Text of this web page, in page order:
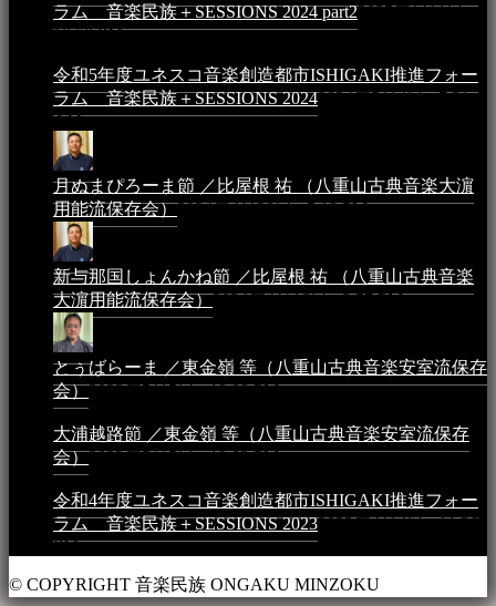
ラム 音楽民族＋SESSIONS 2024 part22025年1月1日 -
10:50 PM
令和5年度ユネスコ音楽創造都市ISHIGAKI推進フォー
ラム 音楽民族＋SESSIONS 20242024年5月4日 - 7:21
AM
月ぬまぴろーま節 ／比屋根 祐 （八重山古典音楽大濵
用能流保存会）2024年4月20日 - 5:19 PM
新与那国しょんかね節 ／比屋根 祐 （八重山古典音楽
大濵用能流保存会）2024年4月16日 - 3:57 PM
とぅばらーま ／東金嶺 等（八重山古典音楽安室流保存
会）2023年5月5日 - 10:08 PM
大浦越路節 ／東金嶺 等（八重山古典音楽安室流保存
会）2023年5月5日 - 10:03 PM
令和4年度ユネスコ音楽創造都市ISHIGAKI推進フォー
ラム 音楽民族＋SESSIONS 20232023年4月4日 - 11:36
PM
© COPYRIGHT 音楽民族 ONGAKU MINZOKU